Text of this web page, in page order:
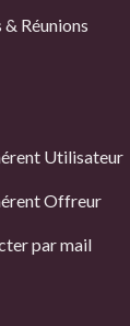
& Réunions
Utilisateur
Offreur
par mail